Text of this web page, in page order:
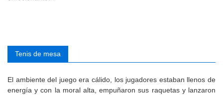
Tenis de mesa
El ambiente del juego era cálido, los jugadores estaban llenos de
energía y con la moral alta, empuñaron sus raquetas y lanzaron